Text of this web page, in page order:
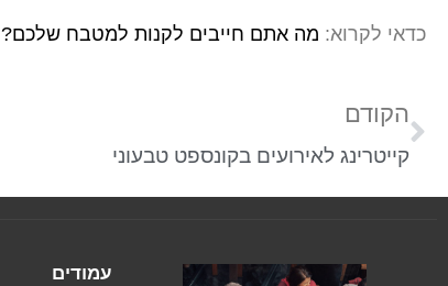
כדאי לקרוא: מה אתם חייבים לקנות למטבח שלכם?
הקודם
קייטרינג לאירועים בקונספט טבעוני
עמודים